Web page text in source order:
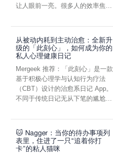
让人眼前一亮。很多人的效率焦
从被动内耗到主动治愈：全新升
级的「此刻心」，如何成为你的
私人心理健康日记
Mergeek 推荐：「此刻心」是一款
基于积极心理学与认知行为疗法
（CBT）设计的治愈系日记 App。
不同于传统日记无从下笔的尴尬，
🐱 Nagger：当你的待办事项列
表里，住进了一只“追着你打
卡”的粘人猫咪